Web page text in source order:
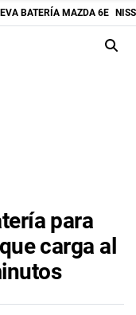
BATERÍA MAZDA 6E
para
carga al